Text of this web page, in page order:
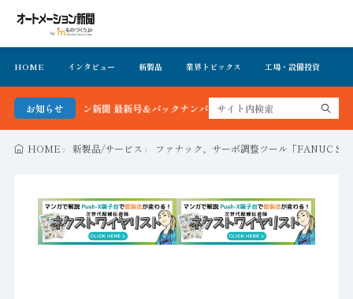
HOME インタビュー 新製品 業界トピックス 工場・設備投資
お知らせ
ーション新聞 最新号＆バックナンバーを無料で公開中 詳細はこちら
HOME 新製品/サービス ファナック、サーボ調整ツール「FANUC